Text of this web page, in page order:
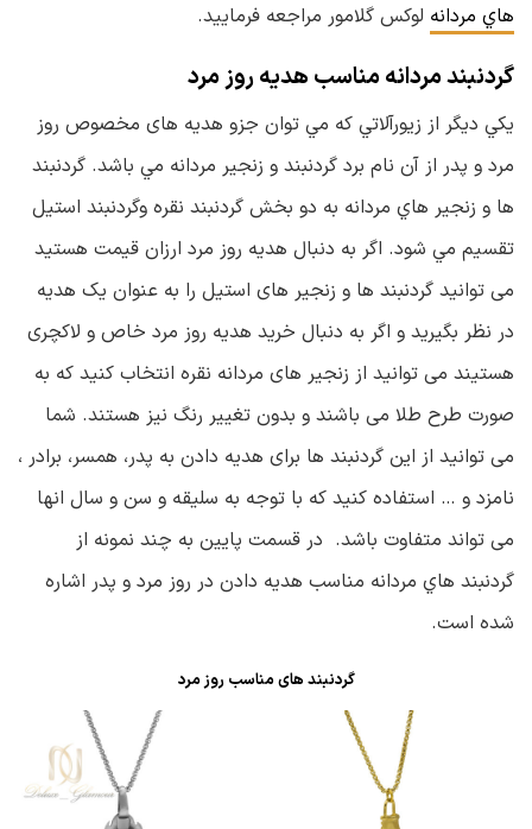
هاي مردانه لوكس گلامور مراجعه فرماييد.
گردنبند مردانه مناسب هدیه روز مرد
يكي ديگر از زيورآلاتي كه مي توان جزو هدیه های مخصوص روز
مرد و پدر از آن نام برد گردنبند و زنجير مردانه مي باشد. گردنبند
ها و زنجير هاي مردانه به دو بخش گردنبند نقره وگردنبند استيل
تقسيم مي شود. اگر به دنبال هدیه روز مرد ارزان قیمت هستید
می توانید گردنبند ها و زنجیر های استیل را به عنوان یک هدیه
در نظر بگیرید و اگر به دنبال خرید هدیه روز مرد خاص و لاکچری
هستیند می توانید از زنجیر های مردانه نقره انتخاب کنید که به
صورت طرح طلا می باشند و بدون تغییر رنگ نیز هستند. شما
می توانید از این گردنبند ها برای هدیه دادن به پدر، همسر، برادر ،
نامزد و … استفاده کنید که با توجه به سلیقه و سن و سال انها
می تواند متفاوت باشد. در قسمت پايين به چند نمونه از
گردنبند هاي مردانه مناسب هديه دادن در روز مرد و پدر اشاره
شده است.
گردنبند های مناسب روز مرد